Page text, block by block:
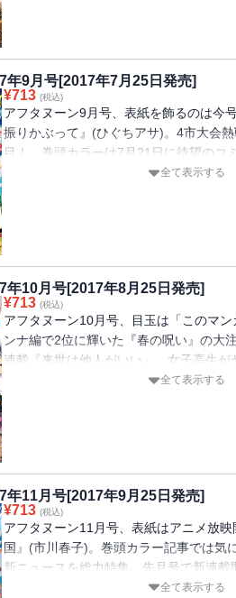
(金)発売。最新話は本誌でどうぞ！ ＊
よりダウンロードに時間がかかる場合が
年9月号[2017年7月25日発売]
¥713 (税込)
アフタヌーン9月号、表紙を飾るのは今
振りかぶって』(ひぐちアサ)。4市大会
目！ 巻頭カラーは7月21日に待望のコ
『イサック』(原作・真刈信二、漫画・
ん』で注目を集めた珈琲の新作は戦う
は通信環境によりダウンロードに時間が
す。
全て表示する
年10月号[2017年8月25日発売]
¥713 (税込)
アフタヌーン10月号、目玉は「このマ
ンナ編で2位に輝いた『春の呪い』の大
連載『来世は他人がいい』。女子高生が
す！ 表紙＆巻頭カラー＆一挙2話掲載
ポストカードブック付き限定版も同時
信環境によりダウンロードに時間がかか
全て表示する
年11月号[2017年9月25日発売]
¥713 (税込)
アフタヌーン11月号、表紙はアニメ放
国』(市川春子)。巻頭カラー記事では気
新ニュースを総力特集。先月号で新連載
小西明日翔『来世は他人がいい』が早く
全て表示する